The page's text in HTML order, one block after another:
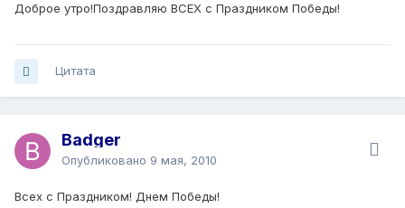
Доброе утро!Поздравляю ВСЕХ с Праздником Победы!
Цитата
Badger
Опубликовано 9 мая, 2010
Всех с Праздником! Днем Победы!